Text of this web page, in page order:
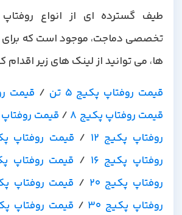
طیف گسترده ای از انواع روفتاپ
تخصصی دماجت، موجود است که برای
ها، می توانید از لینک های زیر اقدام کنید:
قیمت روفتاپ پکیج 5 تن
/قیمت
قیمت روفتاپ پکیج 8 / قیمت روفتاپ پکیج
روفتاپ پکیج 12 /قیمت روفتاپ پکیج
روفتاپ پکیج 16 /قیمت روفتاپ پکیج
روفتاپ پکیج 20
/قیمت روفتاپ پکیج 25
روفتاپ پکیج 30
/قیمت روفتاپ پکیج 35